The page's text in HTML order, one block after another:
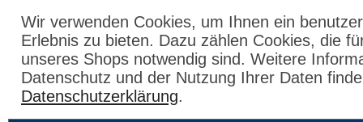
Wir verwenden Cookies, um Ihnen ein
Erlebnis zu bieten. Dazu zählen Cookies, die
unseres Shops notwendig sind. Weitere
Datenschutz und der Nutzung Ihrer Daten
Datenschutzerklärung.